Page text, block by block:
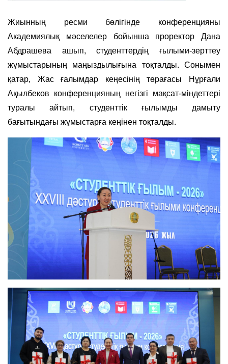
Жиынның ресми бөлігінде конференцияны
Академиялық мәселелер бойынша проректор Дана
Абдрашева ашып, студенттердің ғылыми-зерттеу
жұмыстарының маңыздылығына тоқталды. Сонымен
қатар, Жас ғалымдар кеңесінің төрағасы Нұрғали
Ақылбеков конференцияның негізгі мақсат-міндеттері
туралы айтып, студенттік ғылымды дамыту
бағытындағы жұмыстарға кеңінен тоқталды.